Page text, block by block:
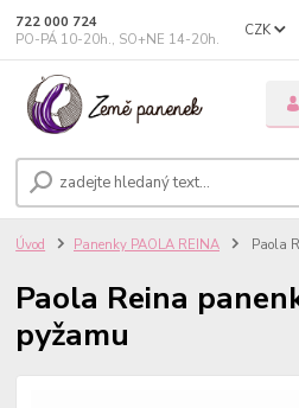
CZK
722 000 724
PO-PÁ 10-20h., SO+NE 14-20h.
Úvod Panenky PAOLA REINA Paola
Paola Reina
pyžamu